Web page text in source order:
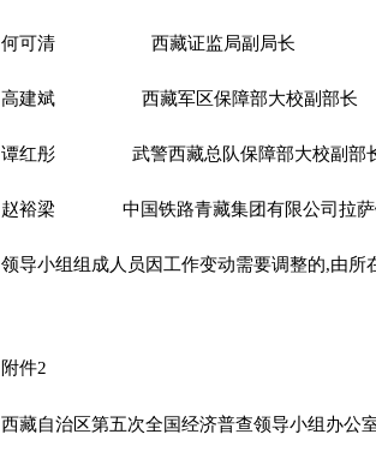
何可清 西藏证监局副局长
高建斌 西藏军区保障部大校副部长
谭红彤 武警西藏总队保障部大校副部
赵裕梁 中国铁路青藏集团有限公司拉萨
领导小组组成人员因工作变动需要调整的,由
附件2
西藏自治区第五次全国经济普查领导小组办公